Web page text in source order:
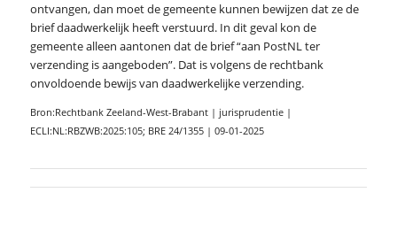
ontvangen, dan moet de gemeente kunnen bewijzen dat ze de
brief daadwerkelijk heeft verstuurd. In dit geval kon de
gemeente alleen aantonen dat de brief “aan PostNL ter
verzending is aangeboden”. Dat is volgens de rechtbank
onvoldoende bewijs van daadwerkelijke verzending.
Bron:Rechtbank Zeeland-West-Brabant | jurisprudentie |
ECLI:NL:RBZWB:2025:105; BRE 24/1355 | 09-01-2025